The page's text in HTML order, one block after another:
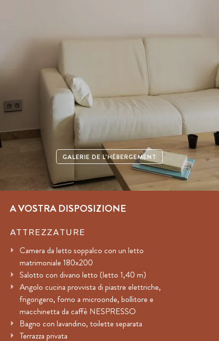
GALERIE DE L’HÉBERGEMENT
A VOSTRA DISPOSIZIONE
ATTREZZATURE
Camera da letto soppalco con un letto
matrimoniale 180x200
Salotto con divano letto (letto 1,40 m)
Angolo cucina provvista di piastre elettriche,
frigorigero, forno a microonde, bollitore e
macchinetta da caffè NESPRESSO
Bagno con lavandino, toilette separata
Terrazza privata